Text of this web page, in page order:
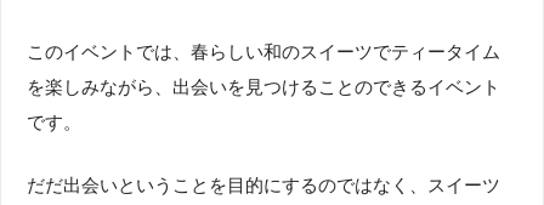
このイベントでは、春らしい和のスイーツでティータイム
を楽しみながら、出会いを見つけることのできるイベント
です。
だだ出会いということを目的にするのではなく、スイーツ